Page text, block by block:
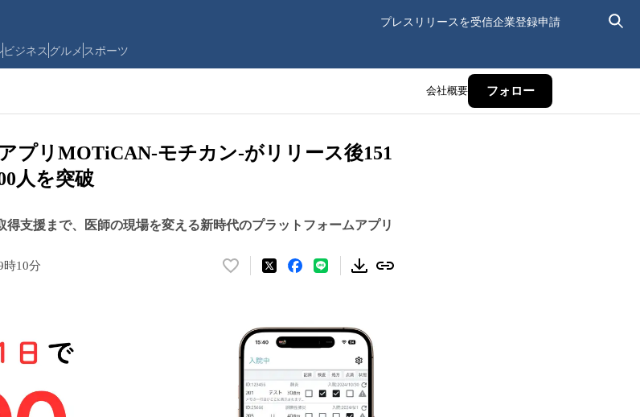
プレスリリースを受信企業登録申請
ビジネス グルメ スポーツ
会社概要 フォロー
プリMOTiCAN-モチカン-がリリース後151
人を突破
支援まで、医師の現場を変える新時代のプラットフォームアプリ
時10分
い
数
を
込